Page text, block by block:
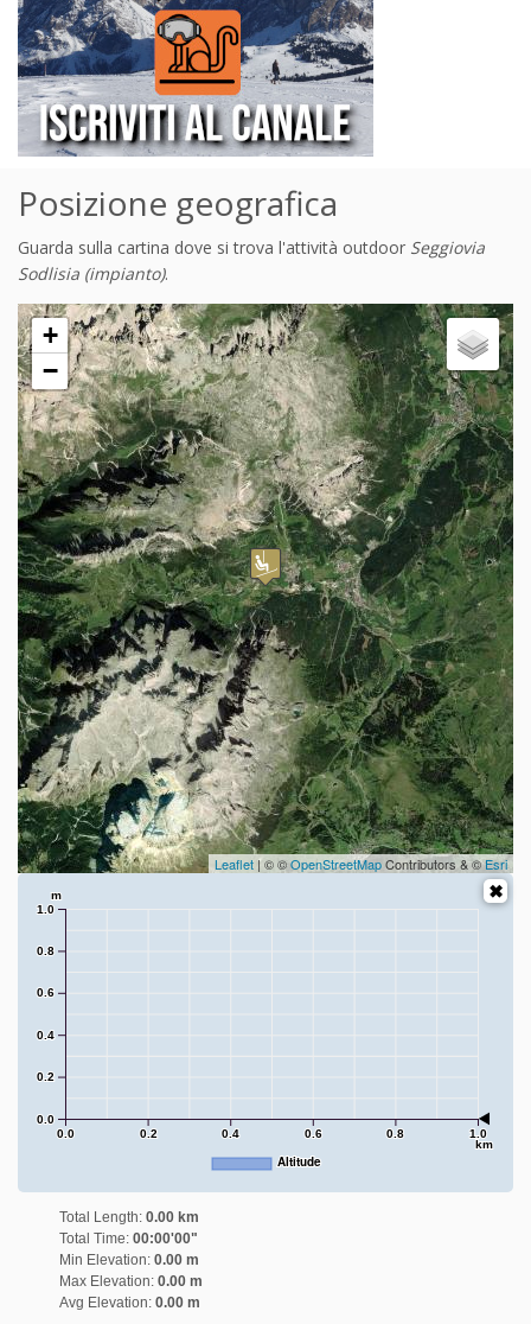
Posizione geografica
Guarda sulla cartina dove si trova l'attività outdoor Seggiovia
Sodlisia (impianto).
+
−
Leaflet | © ©OpenStreetMapContributors & ©Esri
0.0 0.2 0.4 0.6 0.8 1.0
km
0.0
0.2
0.4
0.6
0.8
1.0
m
Altitude
Total Length: 0.00 km
Total Time: 00:00'00"
Min Elevation: 0.00 m
Max Elevation: 0.00 m
Avg Elevation: 0.00 m